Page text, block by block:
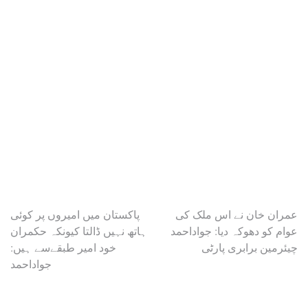
Post
navigation
پاکستان میں امیروں پر کوئی
ہاتھ نہیں ڈالتا کیونکہ حکمران
خود امیر طبقےسے ہیں:
جواداحمد
عمران خان نے اس ملک کی
عوام کو دھوکہ دیا: جواداحمد
چیئرمین برابری پارٹی